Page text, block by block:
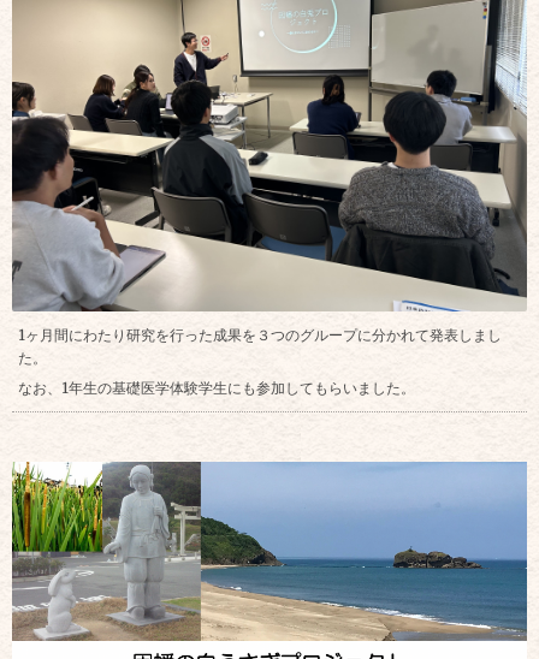
1ヶ月間にわたり研究を行った成果を３つのグループに分かれて発表しまし
た。
なお、1年生の基礎医学体験学生にも参加してもらいました。